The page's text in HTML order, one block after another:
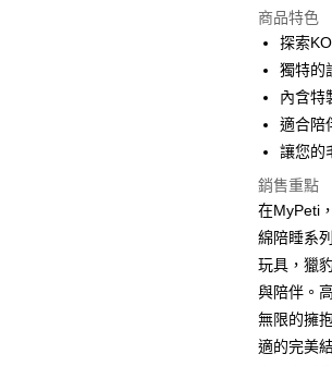
上海商
國泰世
臺灣中
聯邦商
元大商
玉山商
台新國
台灣樂
華南商
上海商
國泰世
臺灣中
匯豐（
聯邦商
元大商
玉山商
台新國
台灣樂
合作金
華南商
上海商
國泰世
臺灣中
匯豐（
元大商
玉山商
台新國
台灣樂
24 期
合作金
華南商
上海商
兆豐國
台中商
華泰商
遠東國
永豐商
星展（
中國信
超商取貨
LINE Pay
Apple Pay
貨到付款
運送方式
全家取貨
每筆
商品特色
探索
獨特的
內含特
適合陪
讓您的
銷售重點
在MyPeti
綿陪睡系
玩具，獵
與陪伴。
無限的擁
適的完美